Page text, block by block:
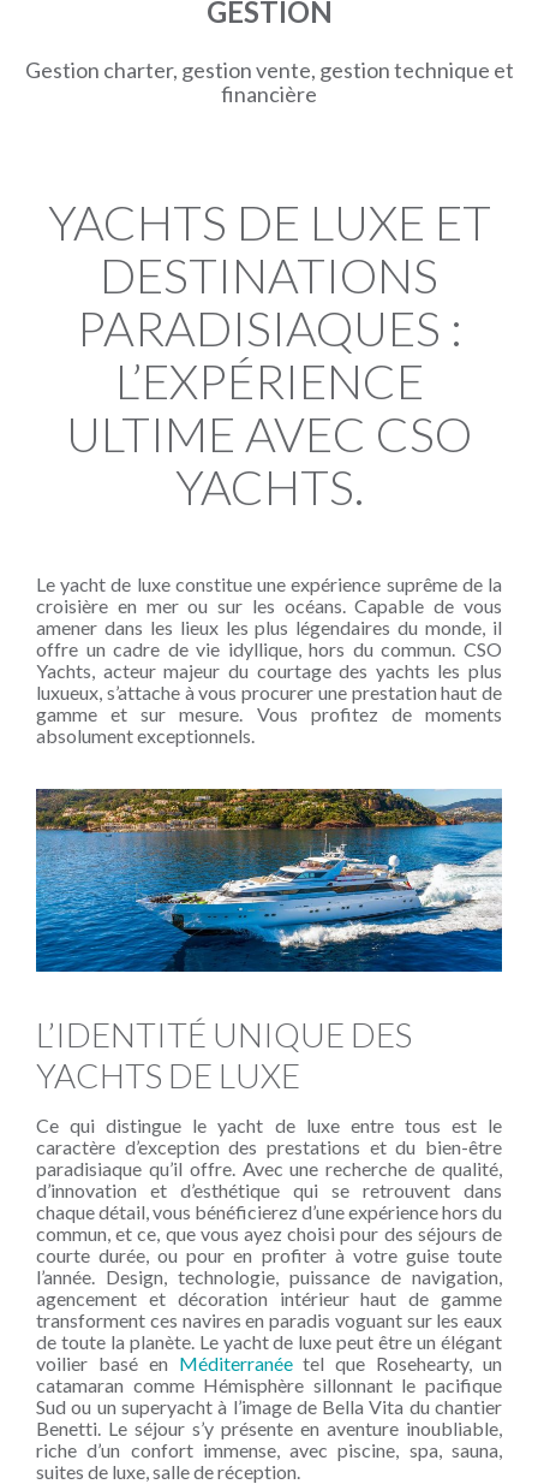
GESTION
Gestion charter, gestion vente, gestion technique et
financière
YACHTS DE LUXE ET
DESTINATIONS
PARADISIAQUES :
L’EXPÉRIENCE
ULTIME AVEC CSO
YACHTS.
Le yacht de luxe constitue une expérience suprême de la
croisière en mer ou sur les océans. Capable de vous
amener dans les lieux les plus légendaires du monde, il
offre un cadre de vie idyllique, hors du commun. CSO
Yachts, acteur majeur du courtage des yachts les plus
luxueux, s’attache à vous procurer une prestation haut de
gamme et sur mesure. Vous profitez de moments
absolument exceptionnels.
L’IDENTITÉ UNIQUE DES
YACHTS DE LUXE
Ce qui distingue le yacht de luxe entre tous est le
caractère d’exception des prestations et du bien-être
paradisiaque qu’il offre. Avec une recherche de qualité,
d’innovation et d’esthétique qui se retrouvent dans
chaque détail, vous bénéficierez d’une expérience hors du
commun, et ce, que vous ayez choisi pour des séjours de
courte durée, ou pour en profiter à votre guise toute
l’année. Design, technologie, puissance de navigation,
agencement et décoration intérieur haut de gamme
transforment ces navires en paradis voguant sur les eaux
de toute la planète. Le yacht de luxe peut être un élégant
voilier basé en Méditerranéetel que Rosehearty, un
catamaran comme Hémisphère sillonnant le pacifique
Sud ou un superyacht à l’image de Bella Vita du chantier
Benetti. Le séjour s’y présente en aventure inoubliable,
riche d’un confort immense, avec piscine, spa, sauna,
suites de luxe, salle de réception.